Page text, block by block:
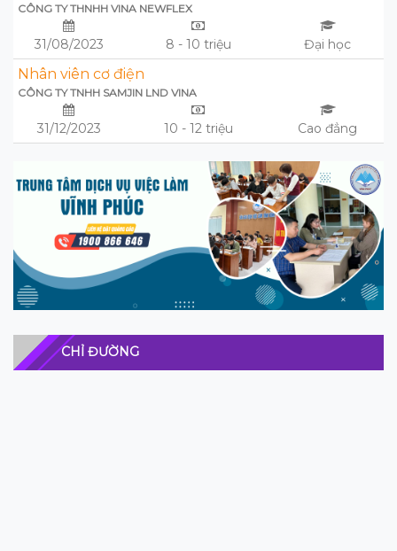
CÔNG TY THNHH VINA NEWFLEX
31/08/2023 8 - 10 triệu Đại học
Nhân viên cơ điện
CÔNG TY TNHH SAMJIN LND VINA
31/12/2023 10 - 12 triệu Cao đẳng
CHỈ ĐƯỜNG